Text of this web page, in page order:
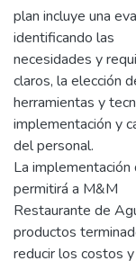
plan incluye una
identificando las
necesidades y
claros, la elección
herramientas y
implementación y
del personal.
La
permitirá a M&M
Restaurante de
productos
reducir los costos